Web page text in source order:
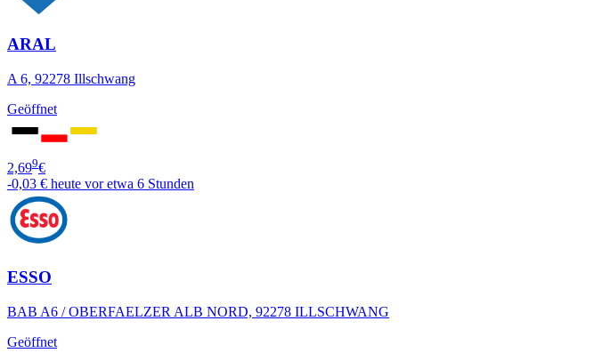
ARAL
A 6, 92278 Illschwang
Geöffnet
2,699€
-0,03 € heute vor etwa 6 Stunden
ESSO
BAB A6 / OBERFAELZER ALB NORD, 92278 ILLSCHWANG
Geöffnet